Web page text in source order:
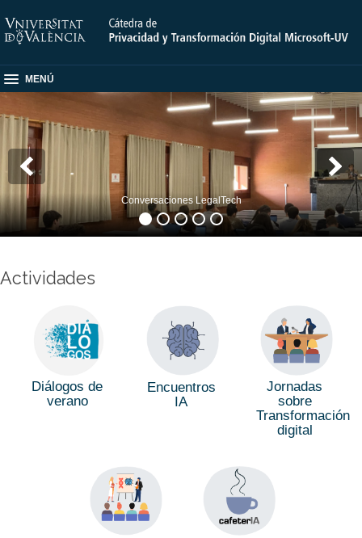
MENÚ
Conversaciones LegalTech
Actividades
Diálogos de
verano
Encuentros
IA
Jornadas
sobre
Transformación
digital